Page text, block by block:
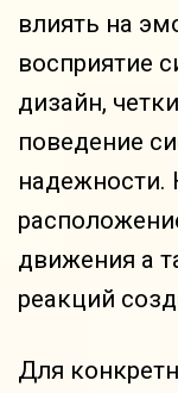
влиять на
восприятие
дизайн,
поведение
надежности.
движения а
реакций
Для